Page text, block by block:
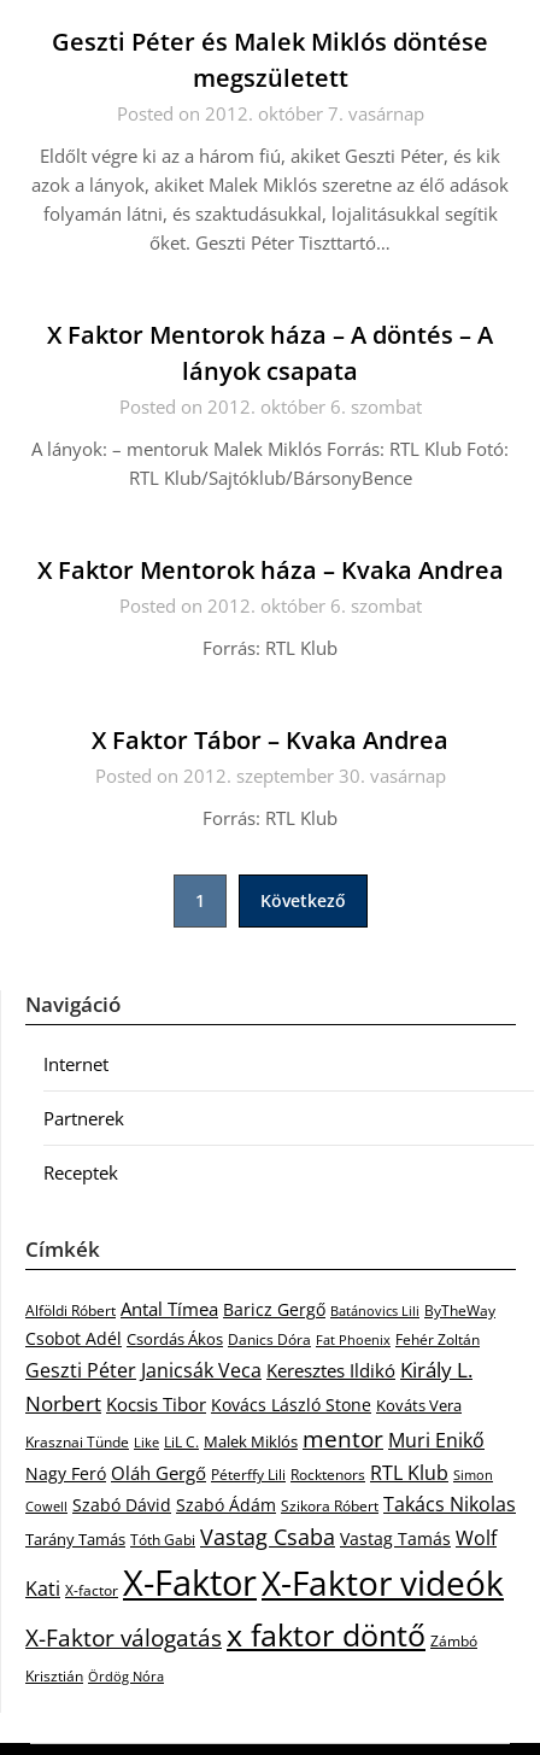
Geszti Péter és Malek Miklós döntése
megszületett
Posted on 2012. október 7. vasárnap
Eldőlt végre ki az a három fiú, akiket Geszti Péter, és kik
azok a lányok, akiket Malek Miklós szeretne az élő adások
folyamán látni, és szaktudásukkal, lojalitásukkal segítik
őket. Geszti Péter Tiszttartó…
X Faktor Mentorok háza – A döntés – A
lányok csapata
Posted on 2012. október 6. szombat
A lányok: – mentoruk Malek Miklós Forrás: RTL Klub Fotó:
RTL Klub/Sajtóklub/BársonyBence
X Faktor Mentorok háza – Kvaka Andrea
Posted on 2012. október 6. szombat
Forrás: RTL Klub
X Faktor Tábor – Kvaka Andrea
Posted on 2012. szeptember 30. vasárnap
Forrás: RTL Klub
1 Következő
Navigáció
Internet
Partnerek
Receptek
Címkék
Alföldi Róbert Antal Tímea Baricz Gergő Batánovics Lili ByTheWay
Csobot Adél Csordás Ákos Danics Dóra Fat Phoenix Fehér Zoltán
Geszti Péter Janicsák Veca Keresztes Ildikó Király L.
Norbert Kocsis Tibor Kovács László Stone Kováts Vera
Krasznai Tünde Like LiL C. Malek Miklós mentor Muri Enikő
Nagy Feró Oláh Gergő Péterffy Lili Rocktenors RTL Klub Simon
Cowell Szabó Dávid Szabó Ádám Szikora Róbert Takács Nikolas
Tarány Tamás Tóth Gabi Vastag Csaba Vastag Tamás Wolf
Kati X-factor X-FaktorX-Faktor videók
X-Faktor válogatásx faktor döntő Zámbó
Krisztián Ördög Nóra